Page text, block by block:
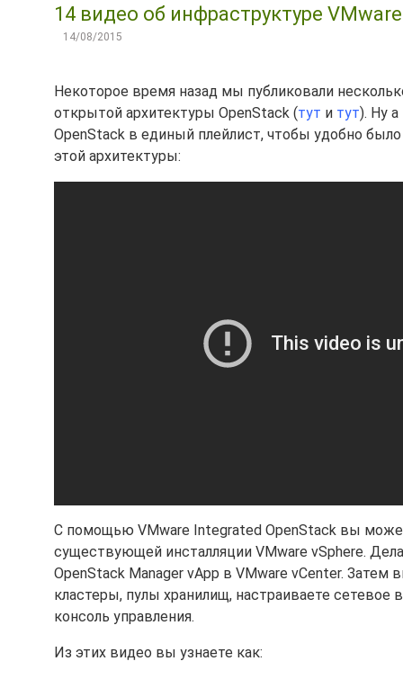
14 видео об инфраструктуре
14/08/2015
Некоторое время назад мы публиковали
открытой архитектуры OpenStack (тут и тут). Ну
OpenStack в единый плейлист, чтобы удобно
этой архитектуры:
С помощью VMware Integrated OpenStack вы
существующей инсталляции VMware vSphere.
OpenStack Manager vApp в VMware vCenter.
кластеры, пулы хранилищ, настраиваете
консоль управления.
Из этих видео вы узнаете как: